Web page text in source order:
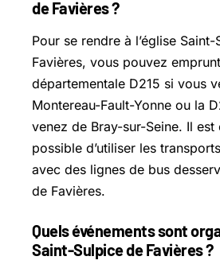
de Favières ?
Pour se rendre à l’église
Favières, vous pouvez
départementale D215 si vous
Montereau-Fault-Yonne ou la
venez de Bray-sur-Seine. Il est
possible d’utiliser les
avec des lignes de bus
de Favières.
Quels événements sont
Saint-Sulpice de Favières ?